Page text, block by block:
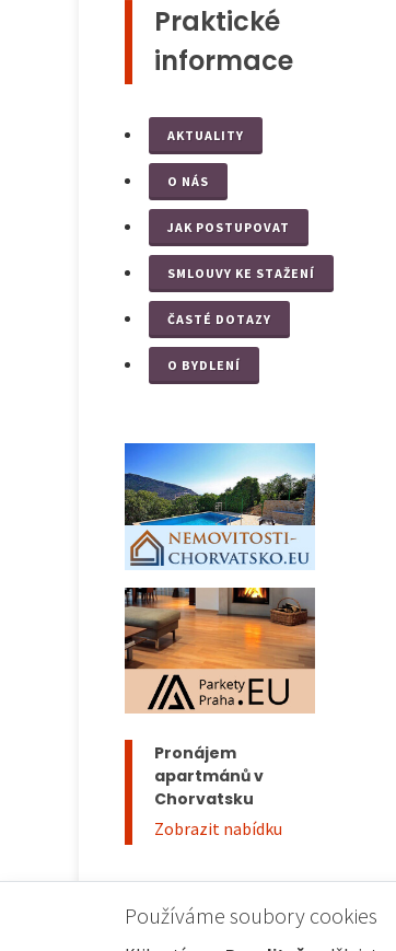
Používáme soubory cookies
Praktické
informace
AKTUALITY
O NÁS
JAK POSTUPOVAT
SMLOUVY KE STAŽENÍ
ČASTÉ DOTAZY
O BYDLENÍ
Pronájem
apartmánů v
Chorvatsku
Zobrazit nabídku